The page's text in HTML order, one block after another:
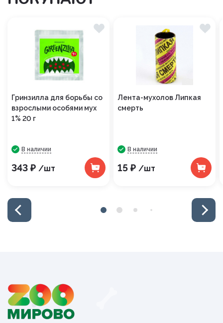
Гринзилла для борьбы со
взрослыми особями мух
1% 20 г
В наличии
343 ₽ /шт
Лента-мухолов Липкая
смерть
В наличии
15 ₽ /шт